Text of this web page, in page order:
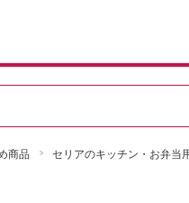
商品 セリアのキッチン・お弁当